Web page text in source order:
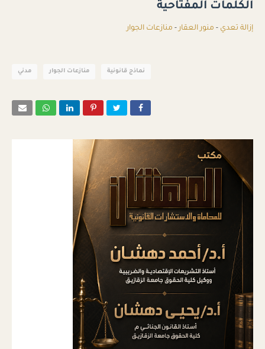
الكلمات المفتاحية
إزالة تعدي - منور العقار- منازعات الجوار
مدني منازعات الجوار نماذج قانونية